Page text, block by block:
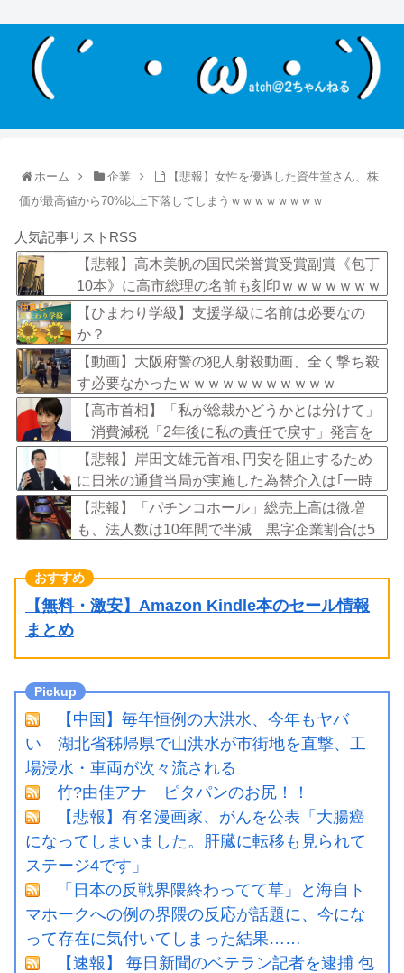
ホーム 企業
【悲報】女性を優遇した資生堂さん、株
価が最高値から70%以上下落してしまうｗｗｗｗｗｗｗｗ
人気記事リストRSS
【悲報】高木美帆の国民栄誉賞受賞副賞《包丁
10本》に高市総理の名前も刻印ｗｗｗｗｗｗｗ
ｗｗ
【ひまわり学級】支援学級に名前は必要なの
か？
【動画】大阪府警の犯人射殺動画、全く撃ち殺
す必要なかったｗｗｗｗｗｗｗｗｗｗｗ
【高市首相】「私が総裁かどうかとは分けて」
消費減税「2年後に私の責任で戻す」発言を
説明
【悲報】岸田文雄元首相､円安を阻止するため
に日米の通貨当局が実施した為替介入は｢一時
しのぎに過ぎない｣との認識を示す
【悲報】「パチンコホール」総売上高は微増
も、法人数は10年間で半減 黒字企業割合は5
【無料・激安】Amazon Kindle本のセール情報
まとめ
【中国】毎年恒例の大洪水、今年もヤバ
い 湖北省秭帰県で山洪水が市街地を直撃、工
場浸水・車両が次々流される
竹?由佳アナ ピタパンのお尻！！
【悲報】有名漫画家、がんを公表「大腸癌
になってしまいました。肝臓に転移も見られて
ステージ4です」
「日本の反戦界隈終わってて草」と海自ト
マホークへの例の界隈の反応が話題に、今にな
って存在に気付いてしまった結果……
【速報】 毎日新聞のベテラン記者を逮捕 包